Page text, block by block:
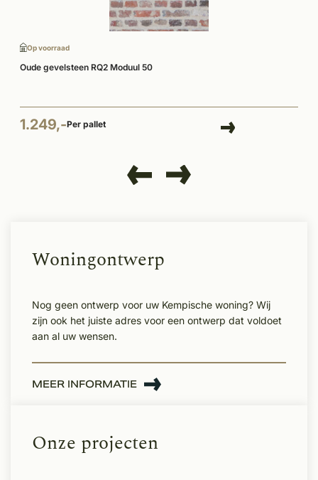
Op voorraad
Oude gevelsteen RQ2 Moduul 50
1.249,-Per pallet
Woningontwerp
Nog geen ontwerp voor uw Kempische woning? Wij
zijn ook het juiste adres voor een ontwerp dat voldoet
aan al uw wensen.
MEER INFORMATIE
Onze projecten